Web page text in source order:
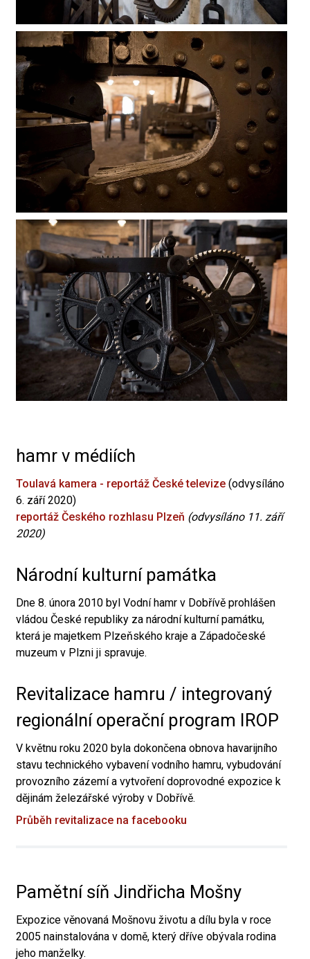
hamr v médiích
Toulavá kamera - reportáž České televize (odvysíláno
6. září 2020)
reportáž Českého rozhlasu Plzeň (odvysíláno 11. září
2020)
Národní kulturní památka
Dne 8. února 2010 byl Vodní hamr v Dobřívě prohlášen
vládou České republiky za národní kulturní památku,
která je majetkem Plzeňského kraje a Západočeské
muzeum v Plzni ji spravuje.
Revitalizace hamru / integrovaný
regionální operační program IROP
V květnu roku 2020 byla dokončena obnova havarijního
stavu technického vybavení vodního hamru, vybudování
provozního zázemí a vytvoření doprovodné expozice k
dějinám železářské výroby v Dobřívě.
Průběh revitalizace na facebooku
Pamětní síň Jindřicha Mošny
Expozice věnovaná Mošnovu životu a dílu byla v roce
2005 nainstalována v domě, který dříve obývala rodina
jeho manželky.